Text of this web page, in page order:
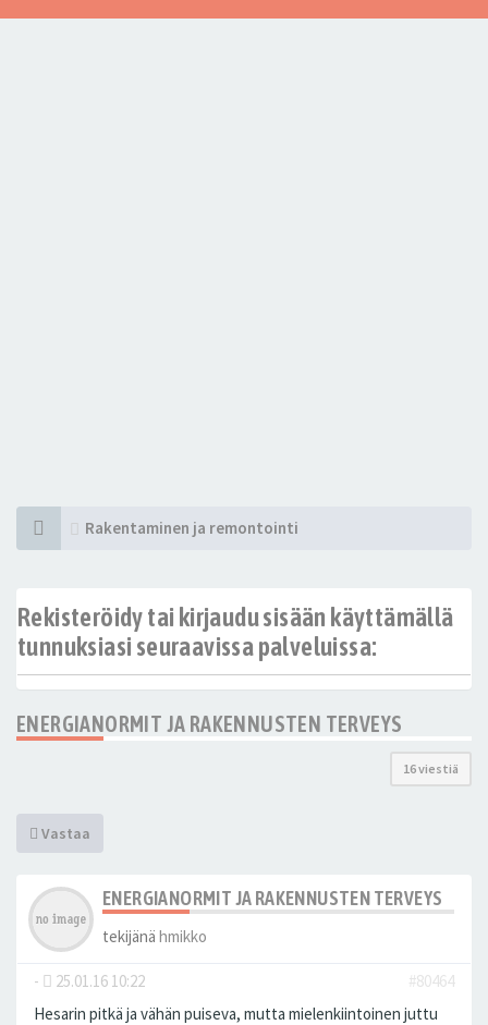
Rakentaminen ja remontointi
Rekisteröidy tai kirjaudu sisään käyttämällä
tunnuksiasi seuraavissa palveluissa:
ENERGIANORMIT JA RAKENNUSTEN TERVEYS
16 viestiä
Vastaa
ENERGIANORMIT JA RAKENNUSTEN TERVEYS
tekijänä hmikko
- 25.01.16 10:22
#80464
Hesarin pitkä ja vähän puiseva, mutta mielenkiintoinen juttu